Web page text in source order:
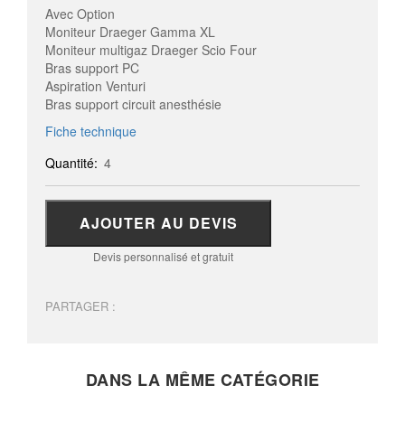
Avec Option
Moniteur Draeger Gamma XL
Moniteur multigaz Draeger Scio Four
Bras support PC
Aspiration Venturi
Bras support circuit anesthésie
Fiche technique
Quantité: 4
AJOUTER AU DEVIS
Devis personnalisé et gratuit
PARTAGER :
DANS LA MÊME CATÉGORIE